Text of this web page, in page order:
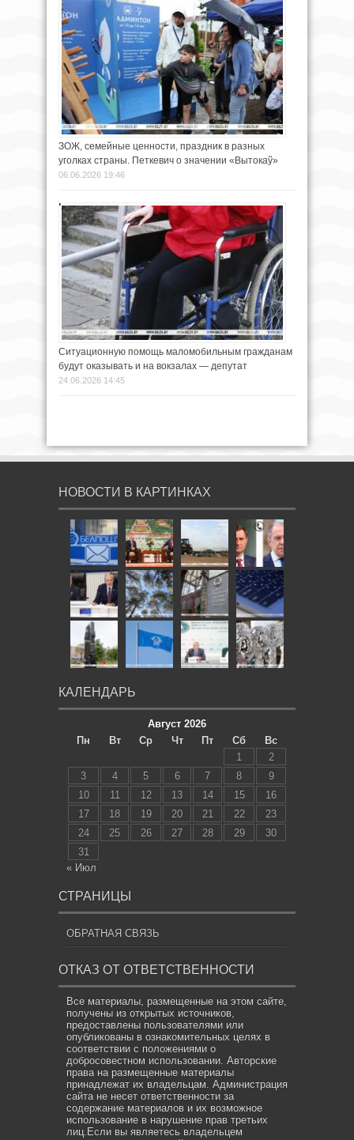
ЗОЖ, семейные ценности, праздник в разных
уголках страны. Петкевич о значении «Вытокаў»
06.06.2026 19:46
Cитуационную помощь маломобильным гражданам
будут оказывать и на вокзалах — депутат
24.06.2026 14:45
НОВОСТИ В КАРТИНКАХ
КАЛЕНДАРЬ
Август 2026
Пн
Вт Ср Чт Пт Сб
Вс
1
2
3
4 5 6 7 8
9
10
11 12 13 14 15
16
17
18 19 20 21 22
23
24
25 26 27 28 29
30
31
« Июл
СТРАНИЦЫ
ОБРАТНАЯ СВЯЗЬ
ОТКАЗ ОТ ОТВЕТСТВЕННОСТИ
Все материалы, размещенные на этом сайте,
получены из открытых источников,
предоставлены пользователями или
опубликованы в ознакомительных целях в
соответствии с положениями о
добросовестном использовании. Авторские
права на размещенные материалы
принадлежат их владельцам. Администрация
сайта не несет ответственности за
содержание материалов и их возможное
использование в нарушение прав третьих
лиц.Если вы являетесь владельцем